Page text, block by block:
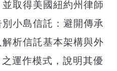
取得美國紐約州律師
小島信託：避開傳承
析信託基本架構與外
運作模式，說明其優